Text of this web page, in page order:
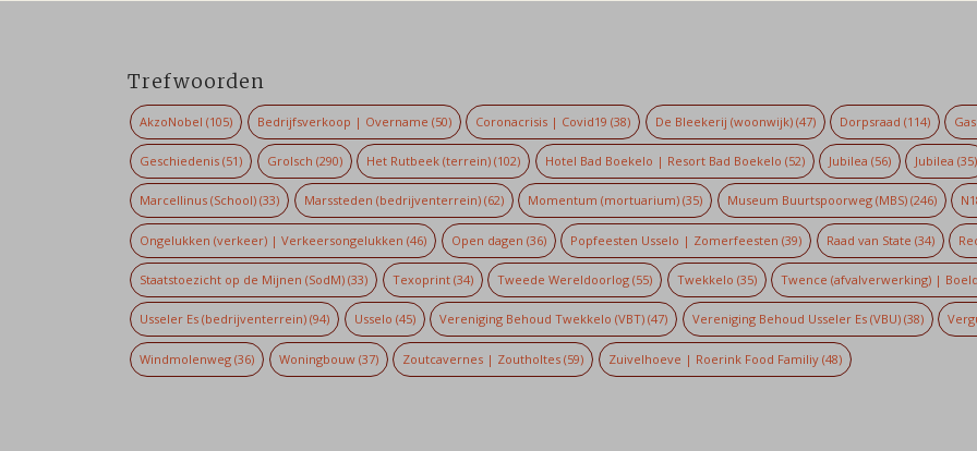
Trefwoorden
AkzoNobel (105) Bedrijfsverkoop | Overname (50) Coronacrisis | Covid19 (38) De Bleekerij (woonwijk)(47) Dorpsraad (114)
Geschiedenis (51) Grolsch (290) Het Rutbeek (terrein) (102) Hotel Bad Boekelo | Resort Bad Boekelo (52) Jubilea (56) Jubilea (35)
Marcellinus (School) (33) Marssteden (bedrijventerrein)(62) Momentum (mortuarium) (35) Museum Buurtspoorweg (MBS)(246)
Ongelukken (verkeer) | Verkeersongelukken (46) Open dagen (36) Popfeesten Usselo | Zomerfeesten (39) Raad van State (34)
Staatstoezicht op de Mijnen (SodM) (33) Texoprint(34) Tweede Wereldoorlog (55) Twekkelo (35) Twence (afvalverwerking) |
Usseler Es (bedrijventerrein) (94) Usselo (45) Vereniging Behoud Twekkelo (VBT) (47) Vereniging Behoud Usseler Es (VBU)(38)
Windmolenweg (36) Woningbouw(37) Zoutcavernes | Zoutholtes (59) Zuivelhoeve | Roerink Food Familiy(48)